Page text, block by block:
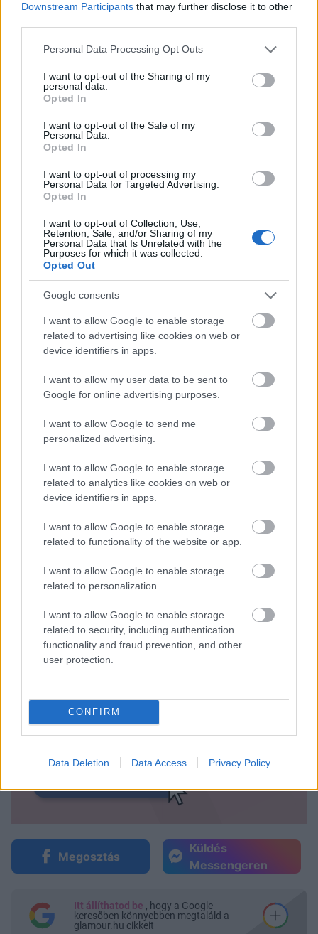
Downstream Participants that may further disclose it to other
Please note that this website/app uses one or more Google
not limited to your visit or usage behaviour. You may click to
grant or deny consent to Google and its third-party tags to
use your data for below specified purposes in below Google
consent section.
Personal Data Processing Opt Outs
I want to opt-out of the Sharing of my
personal data.
Opted In
I want to opt-out of the Sale of my
Personal Data.
Opted In
I want to opt-out of processing my
Personal Data for Targeted Advertising.
Opted In
I want to opt-out of Collection, Use,
Retention, Sale, and/or Sharing of my
Personal Data that Is Unrelated with the
Purposes for which it was collected.
Opted Out
Google consents
I want to allow Google to enable storage
related to advertising like cookies on web or
device identifiers in apps.
I want to allow my user data to be sent to
Google for online advertising purposes.
I want to allow Google to send me
personalized advertising.
I want to allow Google to enable storage
related to analytics like cookies on web or
device identifiers in apps.
I want to allow Google to enable storage
related to functionality of the website or app.
I want to allow Google to enable storage
related to personalization.
I want to allow Google to enable storage
related to security, including authentication
functionality and fraud prevention, and other
user protection.
CONFIRM
Data Deletion Data Access Privacy Policy
bevételi forrás a láthatáron, de ha addig vársz, amíg
egy újító ötlet kész arra, hogy elfogadják, már késő,
Skorpió (10. 24-11. 22.)
Próbáld meg elkerülni, hogy
karjaid polipként fonódjanak a párod nyakára, aki
most csak romantikát és nem szoros közelséget
keres a kapcsolatotokban.
Nyilas (11. 23-12. 21.)
bőröd feszessége érdekében pedig gyakran
használj váltott hideg-meleg zuhanyt.
Bak (12. 22-01. 20.)Kedvet kaphatsz a
kockázatvállaláshoz és az internetes
ismerkedéshez, de valószínű, hogy izgalmas
együttlétet, nem szoros közelséget keresel
kapcsolatodban.
Vízöntő (01. 21-02. 19.) Hozzátartozóid elvárják,
hogy jó családfenntartó legyél, de értesd meg velük,
hogy a családfenntartás anyagi terhei mellett
osztozzatok az otthoni teendőkön is.
Halak (02. 20-03. 20.)
Hallgass az ösztöneidre,
melyek azt súgják, hogy érdemes azzal a jómódú
pasival randiznod és üzletelned, akit a világhálón
Megosztás
Küldés
Messengeren
Itt állíthatod be , hogy a Google
keresőben könnyebben megtaláld a
glamour.hu cikkeit